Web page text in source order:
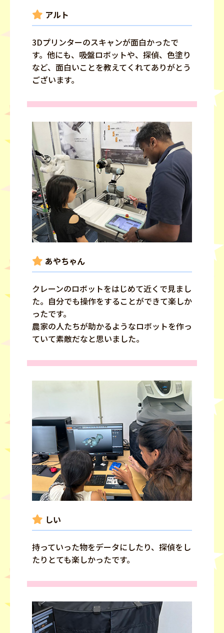
アルト
3Dプリンターのスキャンが面白かったで
す。他にも、吸盤ロボットや、探偵、色塗り
など、面白いことを教えてくれてありがとう
ございます。
あやちゃん
クレーンのロボットをはじめて近くで見まし
た。自分でも操作をすることができて楽しか
ったです。
農家の人たちが助かるようなロボットを作っ
ていて素敵だなと思いました。
しい
持っていった物をデータにしたり、探偵をし
たりとても楽しかったです。